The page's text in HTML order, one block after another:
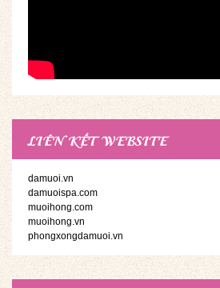
LIÊN KẾT WEBSITE
damuoi.vn
damuoispa.com
muoihong.com
muoihong.vn
phongxongdamuoi.vn